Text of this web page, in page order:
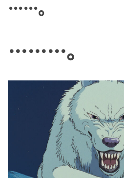
……。
………。